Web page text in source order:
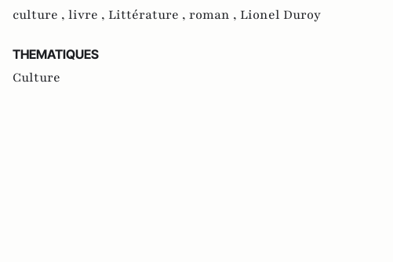
culture , livre , Littérature , roman , Lionel Duroy
THEMATIQUES
Culture